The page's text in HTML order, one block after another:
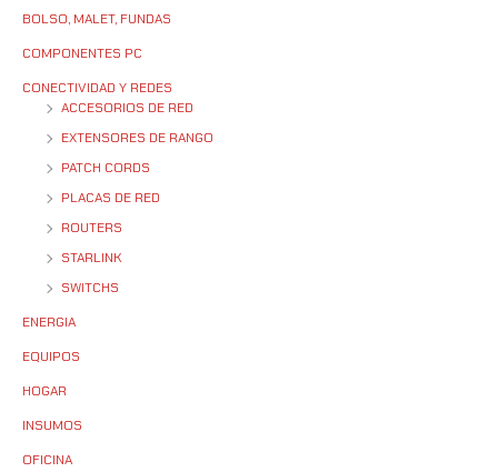
BOLSO, MALET, FUNDAS
COMPONENTES PC
CONECTIVIDAD Y REDES
ACCESORIOS DE RED
EXTENSORES DE RANGO
PATCH CORDS
PLACAS DE RED
ROUTERS
STARLINK
SWITCHS
ENERGIA
EQUIPOS
HOGAR
INSUMOS
OFICINA